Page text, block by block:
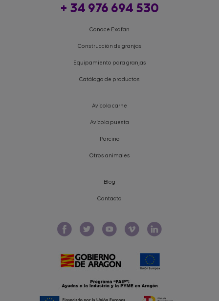
+ 34 976 694 530
Conoce Exafan
Construcción de granjas
Equipamiento para granjas
Catálogo de productos
Avícola carne
Avícola puesta
Porcino
Otros animales
Blog
Contacto